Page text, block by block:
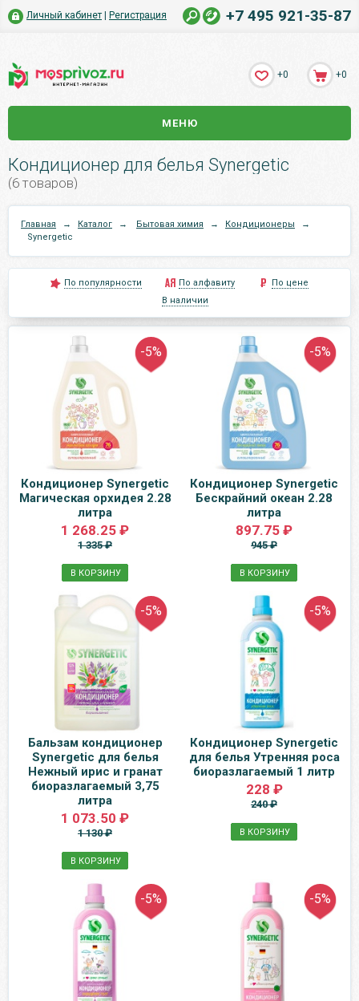
Личный кабинет Регистрация +7 495 921-35-87
+0 +0
МЕНЮ
Кондиционер для белья Synergetic
(6 товаров)
Главная → Каталог → Бытовая химия → Кондиционеры
→
Synergetic
По популярности По алфавиту
По цене
В наличии
-5%
Кондиционер Synergetic
Магическая орхидея 2.28
литра
1 268.25 ₽
1 335 ₽
В КОРЗИНУ
-5%
Кондиционер Synergetic
Бескрайний океан 2.28
литра
897.75 ₽
945 ₽
В КОРЗИНУ
-5%
Бальзам кондиционер
Synergetic для белья
Нежный ирис и гранат
биоразлагаемый 3,75
литра
1 073.50 ₽
1 130 ₽
В КОРЗИНУ
-5%
Кондиционер Synergetic
для белья Утренняя роса
биоразлагаемый 1 литр
228 ₽
240 ₽
В КОРЗИНУ
-5% -5%